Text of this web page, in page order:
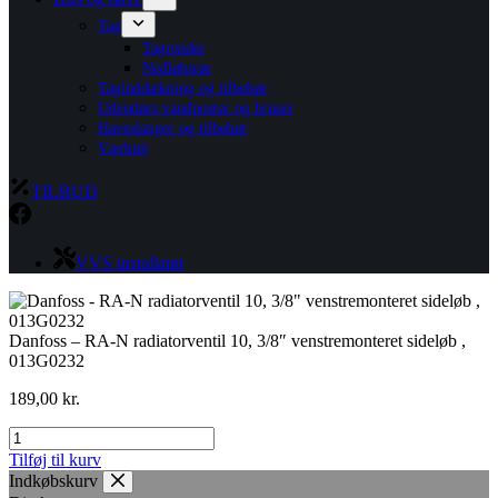
Tag
Tagrender
Nedløbsrør
Taginddækning og tilbehør
Udendørs vandposter og bruser
Haveslanger og tilbehør
Værktøj
TILBUD
VVS installatør
Danfoss – RA-N radiatorventil 10, 3/8″ venstremonteret sideløb ,
013G0232
189,00 kr.
Danfoss
-
RA-
Tilføj til kurv
Indkøbskurv